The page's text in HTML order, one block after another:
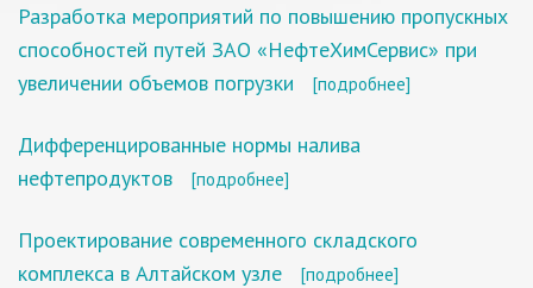
Разработка мероприятий по повышению пропускных
способностей путей ЗАО «НефтеХимСервис» при
увеличении объемов погрузки
[подробнее]
Дифференцированные нормы налива
нефтепродуктов
[подробнее]
Проектирование современного складского
комплекса в Алтайском узле
[подробнее]